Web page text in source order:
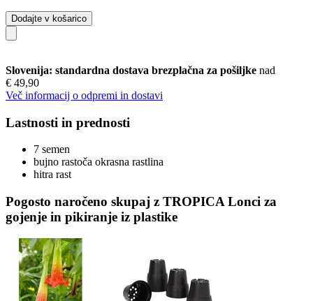
Dodajte v košarico
Slovenija: standardna dostava brezplačna za pošiljke nad
€ 49,90
Več informacij o odpremi in dostavi
Lastnosti in prednosti
7 semen
bujno rastoča okrasna rastlina
hitra rast
Pogosto naročeno skupaj z TROPICA Lonci za
gojenje in pikiranje iz plastike